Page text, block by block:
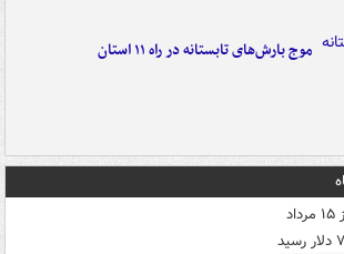
موج بارش‌های تابستانه در راه ۱۱ استان